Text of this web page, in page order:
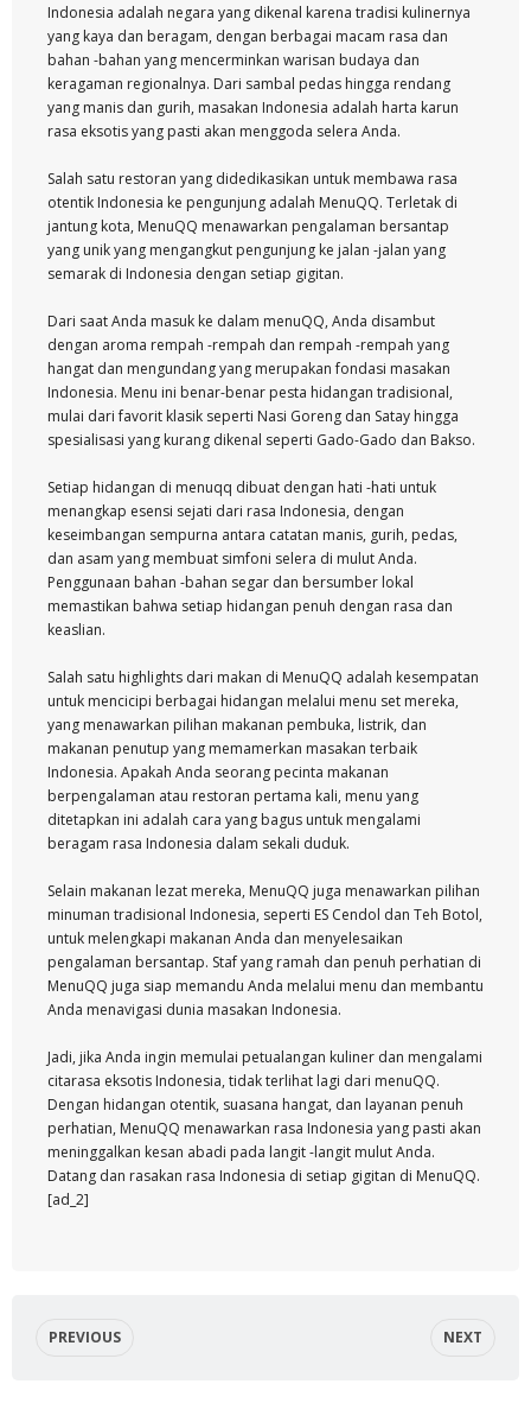
Indonesia adalah negara yang dikenal karena tradisi kulinernya
yang kaya dan beragam, dengan berbagai macam rasa dan
bahan -bahan yang mencerminkan warisan budaya dan
keragaman regionalnya. Dari sambal pedas hingga rendang
yang manis dan gurih, masakan Indonesia adalah harta karun
rasa eksotis yang pasti akan menggoda selera Anda.
Salah satu restoran yang didedikasikan untuk membawa rasa
otentik Indonesia ke pengunjung adalah MenuQQ. Terletak di
jantung kota, MenuQQ menawarkan pengalaman bersantap
yang unik yang mengangkut pengunjung ke jalan -jalan yang
semarak di Indonesia dengan setiap gigitan.
Dari saat Anda masuk ke dalam menuQQ, Anda disambut
dengan aroma rempah -rempah dan rempah -rempah yang
hangat dan mengundang yang merupakan fondasi masakan
Indonesia. Menu ini benar-benar pesta hidangan tradisional,
mulai dari favorit klasik seperti Nasi Goreng dan Satay hingga
spesialisasi yang kurang dikenal seperti Gado-Gado dan Bakso.
Setiap hidangan di menuqq dibuat dengan hati -hati untuk
menangkap esensi sejati dari rasa Indonesia, dengan
keseimbangan sempurna antara catatan manis, gurih, pedas,
dan asam yang membuat simfoni selera di mulut Anda.
Penggunaan bahan -bahan segar dan bersumber lokal
memastikan bahwa setiap hidangan penuh dengan rasa dan
keaslian.
Salah satu highlights dari makan di MenuQQ adalah kesempatan
untuk mencicipi berbagai hidangan melalui menu set mereka,
yang menawarkan pilihan makanan pembuka, listrik, dan
makanan penutup yang memamerkan masakan terbaik
Indonesia. Apakah Anda seorang pecinta makanan
berpengalaman atau restoran pertama kali, menu yang
ditetapkan ini adalah cara yang bagus untuk mengalami
beragam rasa Indonesia dalam sekali duduk.
Selain makanan lezat mereka, MenuQQ juga menawarkan pilihan
minuman tradisional Indonesia, seperti ES Cendol dan Teh Botol,
untuk melengkapi makanan Anda dan menyelesaikan
pengalaman bersantap. Staf yang ramah dan penuh perhatian di
MenuQQ juga siap memandu Anda melalui menu dan membantu
Anda menavigasi dunia masakan Indonesia.
Jadi, jika Anda ingin memulai petualangan kuliner dan mengalami
citarasa eksotis Indonesia, tidak terlihat lagi dari menuQQ.
Dengan hidangan otentik, suasana hangat, dan layanan penuh
perhatian, MenuQQ menawarkan rasa Indonesia yang pasti akan
meninggalkan kesan abadi pada langit -langit mulut Anda.
Datang dan rasakan rasa Indonesia di setiap gigitan di MenuQQ.
[ad_2]
PREVIOUS NEXT